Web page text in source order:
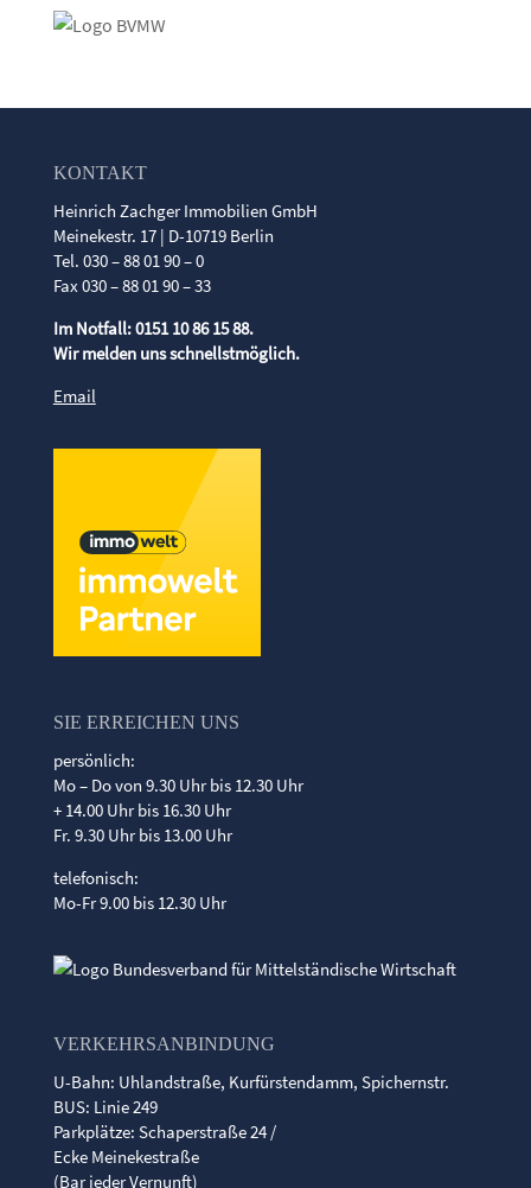
KONTAKT
Heinrich Zachger Immobilien GmbH
Meinekestr. 17 | D-10719 Berlin
Tel. 030 – 88 01 90 – 0
Fax 030 – 88 01 90 – 33
Im Notfall: 0151 10 86 15 88.
Wir melden uns schnellstmöglich.
Email
SIE ERREICHEN UNS
persönlich:
Mo – Do von 9.30 Uhr bis 12.30 Uhr
+ 14.00 Uhr bis 16.30 Uhr
Fr. 9.30 Uhr bis 13.00 Uhr
telefonisch:
Mo-Fr 9.00 bis 12.30 Uhr
VERKEHRSANBINDUNG
U-Bahn: Uhlandstraße, Kurfürstendamm, Spichernstr.
BUS: Linie 249
Parkplätze: Schaperstraße 24 /
Ecke Meinekestraße
(Bar jeder Vernunft)